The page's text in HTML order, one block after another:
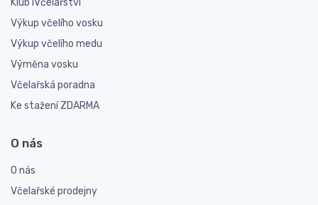
Výkup včelího vosku
Výkup včelího medu
Výměna vosku
Včelařská poradna
Ke stažení ZDARMA
O nás
O nás
Včelařské prodejny